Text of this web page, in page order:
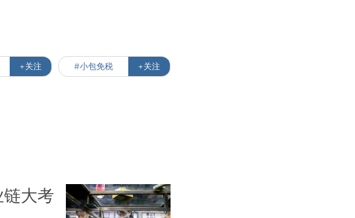
+关注 #小包免税 +关注
大考